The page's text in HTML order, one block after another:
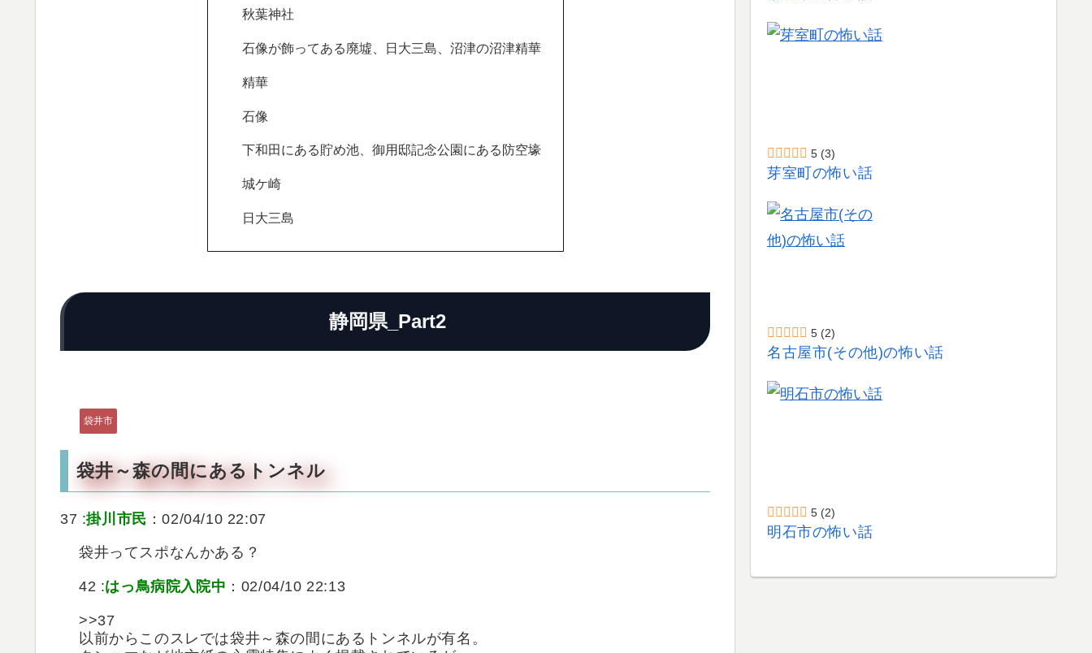
秋葉神社
石像が飾ってある廃墟、日大三島、沼津の沼津精華
精華
石像
下和田にある貯め池、御用邸記念公園にある防空壕
城ケ崎
日大三島
静岡県_Part2
袋井市
袋井～森の間にあるトンネル
37 :掛川市民 ：02/04/10 22:07
袋井ってスポなんかある？
42 :はっ鳥病院入院中 ：02/04/10 22:13
>>37
以前からこのスレでは袋井～森の間にあるトンネルが有名。
5 (3)
芽室町の怖い話
5 (2)
名古屋市(その他)の怖い話
5 (2)
明石市の怖い話